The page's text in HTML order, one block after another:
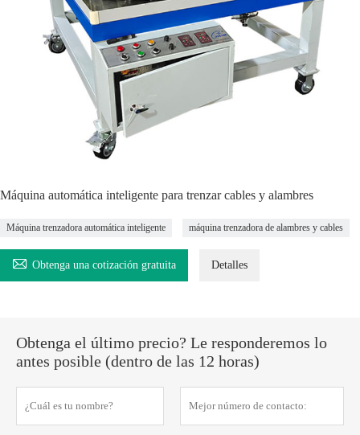
Máquina automática inteligente para trenzar cables y alambres
Máquina trenzadora automática inteligente máquina trenzadora de alambres y cables
 Obtenga una cotización gratuita Detalles
Obtenga el último precio? Le responderemos lo
antes posible (dentro de las 12 horas)